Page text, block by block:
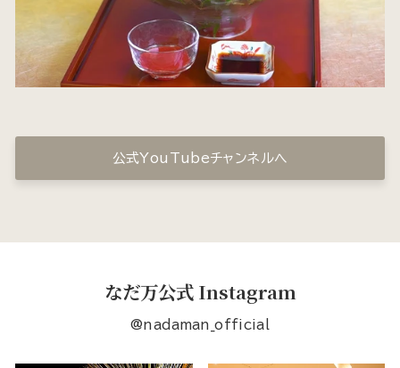
公式YouTubeチャンネルへ
なだ万公式 Instagram
@nadaman_official